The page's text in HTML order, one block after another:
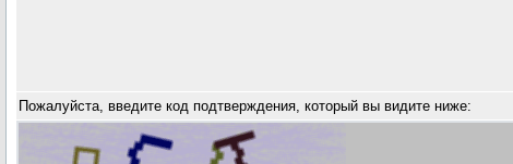
Пожалуйста, введите код подтверждения, который вы видите ниже: